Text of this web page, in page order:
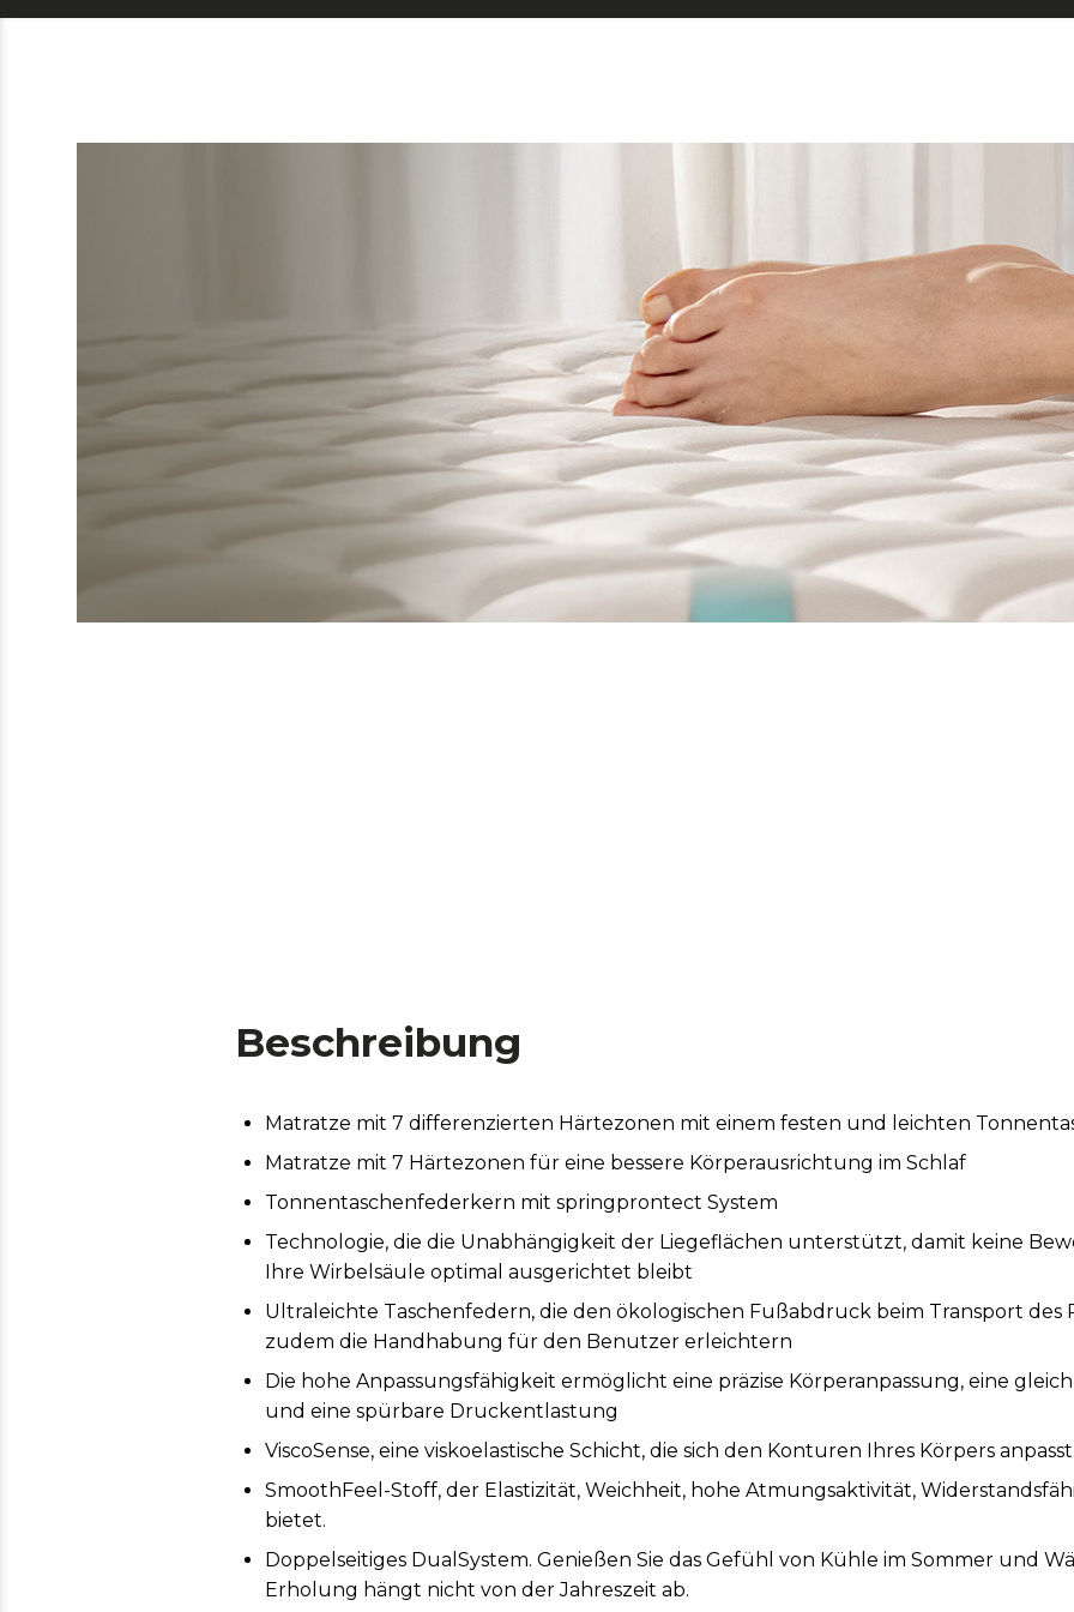
Beschreibung
Matratze mit 7 differenzierten Härtezonen mit einem festen und leichten
Matratze mit 7 Härtezonen für eine bessere Körperausrichtung im Schlaf
Tonnentaschenfederkern mit springprontect System
Technologie, die die Unabhängigkeit der Liegeflächen unterstützt, damit keine
Ihre Wirbelsäule optimal ausgerichtet bleibt
Ultraleichte Taschenfedern, die den ökologischen Fußabdruck beim Transport
zudem die Handhabung für den Benutzer erleichtern
Die hohe Anpassungsfähigkeit ermöglicht eine präzise Körperanpassung, eine
und eine spürbare Druckentlastung
ViscoSense, eine viskoelastische Schicht, die sich den Konturen Ihres Körpers anpasst.
SmoothFeel-Stoff, der Elastizität, Weichheit, hohe Atmungsaktivität,
bietet.
Doppelseitiges DualSystem. Genießen Sie das Gefühl von Kühle im Sommer und
Erholung hängt nicht von der Jahreszeit ab.